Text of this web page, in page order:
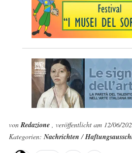
vonRedazione , veröffentlicht am 12/06/
Kategorien:Nachrichten/